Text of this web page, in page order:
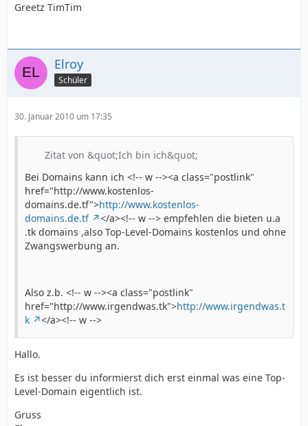
Greetz TimTim
Elroy
Schüler
30. Januar 2010 um 17:35
Zitat von &quot;Ich bin ich&quot;
Bei Domains kann ich <!-- w --><a class="postlink"
href="http://www.kostenlos-
domains.de.tf">http://www.kostenlos-
domains.de.tf
</a><!-- w --> empfehlen die bieten u.a
.tk domains ,also Top-Level-Domains kostenlos und ohne
Zwangswerbung an.
Also z.b. <!-- w --><a class="postlink"
href="http://www.irgendwas.tk">http://www.irgendwas.t
k
</a><!-- w -->
Hallo.
Es ist besser du informierst dich erst einmal was eine Top-
Level-Domain eigentlich ist.
Gruss